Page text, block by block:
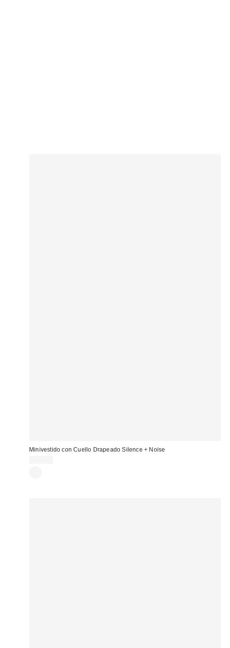
Minivestido con Cuello Drapeado Silence + Noise